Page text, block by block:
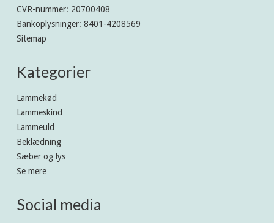
CVR-nummer: 20700408
Bankoplysninger: 8401-4208569
Sitemap
Kategorier
Lammekød
Lammeskind
Lammeuld
Beklædning
Sæber og lys
Se mere
Social media